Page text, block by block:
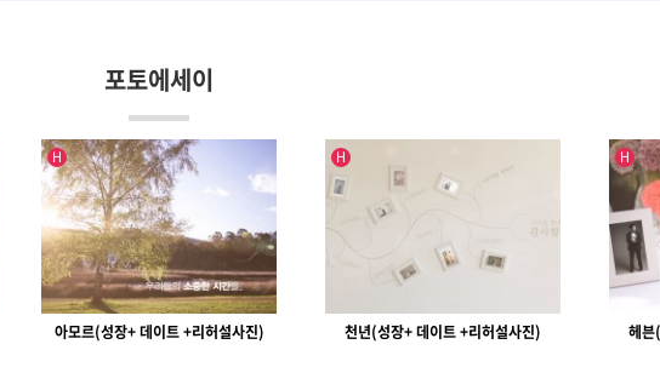
포토에세이
H
인기글
천년(성장+ 데이트 +리허설사진)
H
인기글
헤븐(성장+ 데이트 +리허설사진)
H
인기글
[ 2017 ] [ 2016 ]